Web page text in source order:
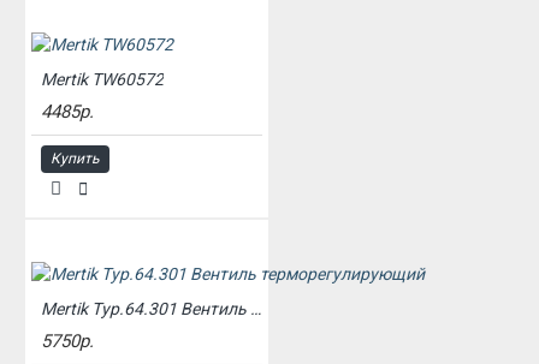
Mertik TW60572
4485р.
Купить
Mertik Typ.64.301 Вентиль терморегулирующий
5750р.